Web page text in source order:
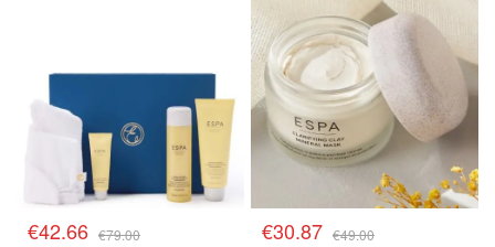
€42.66 €79.00 €30.87 €49.00